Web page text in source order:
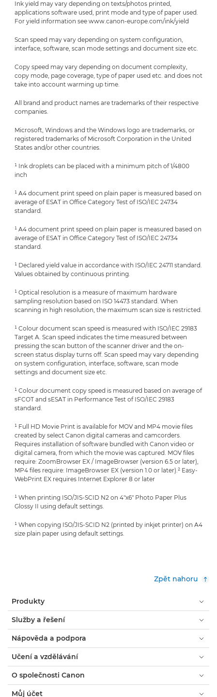
Ink yield may vary depending on texts/photos printed,
applications software used, print mode and type of paper used.
For yield information see www.canon-europe.com/ink/yield
Scan speed may vary depending on system configuration,
interface, software, scan mode settings and document size etc.
Copy speed may vary depending on document complexity,
copy mode, page coverage, type of paper used etc. and does not
take into account warming up time.
All brand and product names are trademarks of their respective
companies.
Microsoft, Windows and the Windows logo are trademarks, or
registered trademarks of Microsoft Corporation in the United
States and/or other countries.
¹ Ink droplets can be placed with a minimum pitch of 1/4800
inch
¹ A4 document print speed on plain paper is measured based on
average of ESAT in Office Category Test of ISO/IEC 24734
standard.
¹ A4 document print speed on plain paper is measured based on
average of ESAT in Office Category Test of ISO/IEC 24734
standard.
¹ Declared yield value in accordance with ISO/IEC 24711 standard.
Values obtained by continuous printing.
¹ Optical resolution is a measure of maximum hardware
sampling resolution based on ISO 14473 standard. When
scanning in high resolution, the maximum scan size is restricted.
¹ Colour document scan speed is measured with ISO/IEC 29183
Target A. Scan speed indicates the time measured between
pressing the scan button of the scanner driver and the on-
screen status display turns off. Scan speed may vary depending
on system configuration, interface, software, scan mode
settings and document size etc.
¹ Colour document copy speed is measured based on average of
sFCOT and sESAT in Performance Test of ISO/IEC 29183
standard.
¹ Full HD Movie Print is available for MOV and MP4 movie files
created by select Canon digital cameras and camcorders.
Requires installation of software bundled with Canon video or
digital camera, from which the movie was captured. MOV files
require: ZoomBrowser EX / ImageBrowser (version 6.5 or later),
MP4 files require: ImageBrowser EX (version 1.0 or later).² Easy-
WebPrint EX requires Internet Explorer 8 or later
¹ When printing ISO/JIS-SCID N2 on 4"x6" Photo Paper Plus
Glossy II using default settings.
¹ When copying ISO/JIS-SCID N2 (printed by inkjet printer) on A4
size plain paper using default settings.
Zpět nahoru
Produkty
Služby a řešení
Nápověda a podpora
Učení a vzdělávání
O společnosti Canon
Můj účet